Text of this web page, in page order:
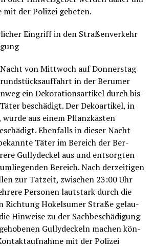
der Poli­zei gebeten.
Ein­griff in den Stra­ßen­ver­kehr
von Mitt­woch auf Don­ners­tag
in der Ber­umer
ein Deko­ra­ti­ons­ar­ti­kel durch bis­
beschä­digt. Der Deko­ar­ti­kel, in
aus einem Pflanz­kas­ten
Eben­falls in die­ser Nacht
Täter im Bereich der Ber­
Gul­ly­de­ckel aus und ent­sorg­ten
Bereich. Nach der­zei­ti­gen
zur Tat­zeit, zwi­schen 23:00 Uhr
Per­so­nen laut­stark durch die
Rich­tung Hokel­su­mer Stra­ße gelau­
Hin­wei­se zu der Sach­be­schä­di­gung
Gul­ly­de­ckeln machen kön­
mit der Poli­zei